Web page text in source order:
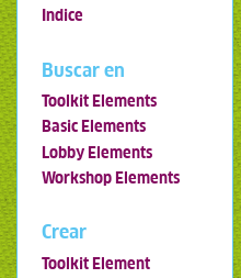
Indice
Buscar en
Toolkit Elements
Basic Elements
Lobby Elements
Workshop Elements
Crear
Toolkit Element